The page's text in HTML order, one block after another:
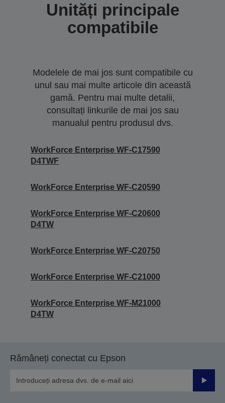
Unități principale
compatibile
Modelele de mai jos sunt compatibile cu
unul sau mai multe articole din această
gamă. Pentru mai multe detalii,
consultați linkurile de mai jos sau
manualul pentru produsul dvs.
WorkForce Enterprise WF-C17590
D4TWF
WorkForce Enterprise WF-C20590
WorkForce Enterprise WF-C20600
D4TW
WorkForce Enterprise WF-C20750
WorkForce Enterprise WF-C21000
WorkForce Enterprise WF-M21000
D4TW
Rămâneți conectat cu Epson